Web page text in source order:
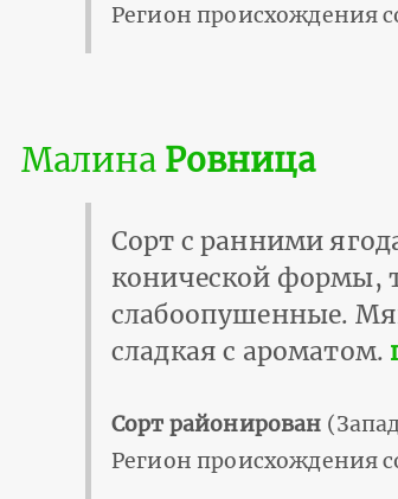
Регион происхождения
Малина Ровница
Сорт с ранними
конической формы,
слабоопушенные.
сладкая с ароматом.
Сорт районирован
Регион происхождения